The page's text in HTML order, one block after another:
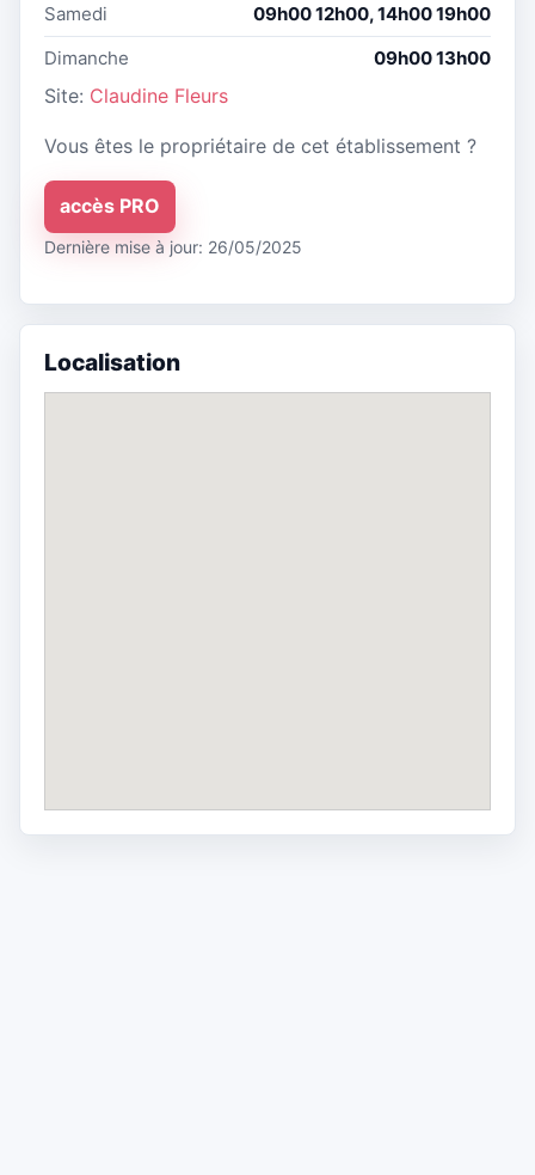
Samedi
09h00 12h00, 14h00 19h00
Dimanche
09h00 13h00
Site: Claudine Fleurs
Vous êtes le propriétaire de cet établissement ?
accès PRO
Dernière mise à jour: 26/05/2025
Localisation